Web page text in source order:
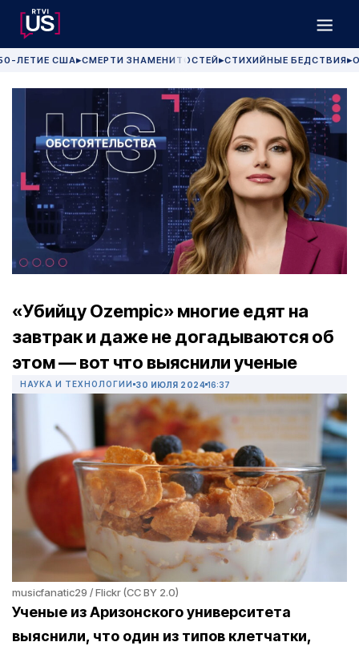
ЛЕТИЕ США▶СМЕРТИ ЗНАМЕНИТОСТЕЙ▶СТИХИЙНЫЕ БЕДСТВИЯ▶
«Убийцу Ozempic» многие едят на
завтрак и даже не догадываются об
этом — вот что выяснили ученые
НАУКА И ТЕХНОЛОГИИ 30 ИЮЛЯ 2024 16:37
musicfanatic29 / Flickr (CC BY 2.0)
Ученые из Аризонского университета
выяснили, что один из типов клетчатки,